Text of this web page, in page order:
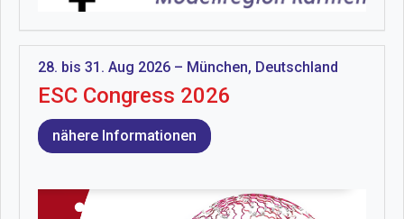
28. bis 31. Aug 2026 – München, Deutschland
ESC Congress 2026
nähere Informationen